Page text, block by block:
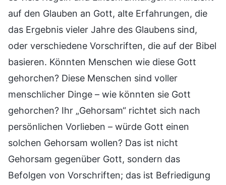
auf den Glauben an Gott, alte Erfahrungen, die
das Ergebnis vieler Jahre des Glaubens sind,
oder verschiedene Vorschriften, die auf der Bibel
basieren. Könnten Menschen wie diese Gott
gehorchen? Diese Menschen sind voller
menschlicher Dinge – wie könnten sie Gott
gehorchen? Ihr „Gehorsam“ richtet sich nach
persönlichen Vorlieben – würde Gott einen
solchen Gehorsam wollen? Das ist nicht
Gehorsam gegenüber Gott, sondern das
Befolgen von Vorschriften; das ist Befriedigung